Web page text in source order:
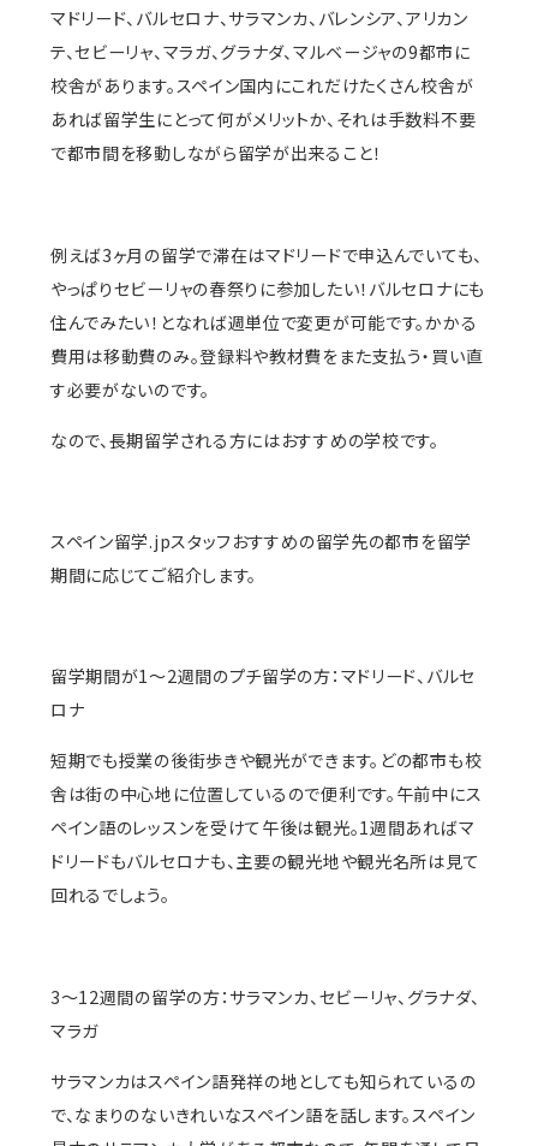
マドリード、バルセロナ、サラマンカ、バレンシア、アリカン
テ、セビーリャ、マラガ、グラナダ、マルベージャの9都市に
校舎があります。スペイン国内にこれだけたくさん校舎が
あれば留学生にとって何がメリットか、それは手数料不要
で都市間を移動しながら留学が出来ること！
例えば3ヶ月の留学で滞在はマドリードで申込んでいても、
やっぱりセビーリャの春祭りに参加したい！バルセロナにも
住んでみたい！となれば週単位で変更が可能です。かかる
費用は移動費のみ。登録料や教材費をまた支払う・買い直
す必要がないのです。
なので、長期留学される方にはおすすめの学校です。
スペイン留学.jpスタッフおすすめの留学先の都市を留学
期間に応じてご紹介します。
留学期間が1〜2週間のプチ留学の方：マドリード、バルセ
ロナ
短期でも授業の後街歩きや観光ができます。どの都市も校
舎は街の中心地に位置しているので便利です。午前中にス
ペイン語のレッスンを受けて午後は観光。1週間あればマ
ドリードもバルセロナも、主要の観光地や観光名所は見て
回れるでしょう。
3〜12週間の留学の方：サラマンカ、セビーリャ、グラナダ、
マラガ
サラマンカはスペイン語発祥の地としても知られているの
で、なまりのないきれいなスペイン語を話します。スペイン